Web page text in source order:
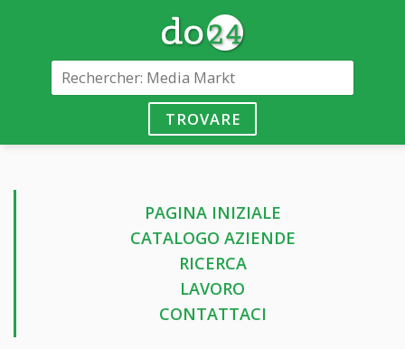
TROVARE
PAGINA INIZIALE
CATALOGO AZIENDE
RICERCA
LAVORO
CONTATTACI